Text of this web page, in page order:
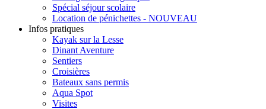
Spécial séjour scolaire
Location de pénichettes - NOUVEAU
Infos pratiques
Kayak sur la Lesse
Dinant Aventure
Sentiers
Croisières
Bateaux sans permis
Aqua Spot
Visites